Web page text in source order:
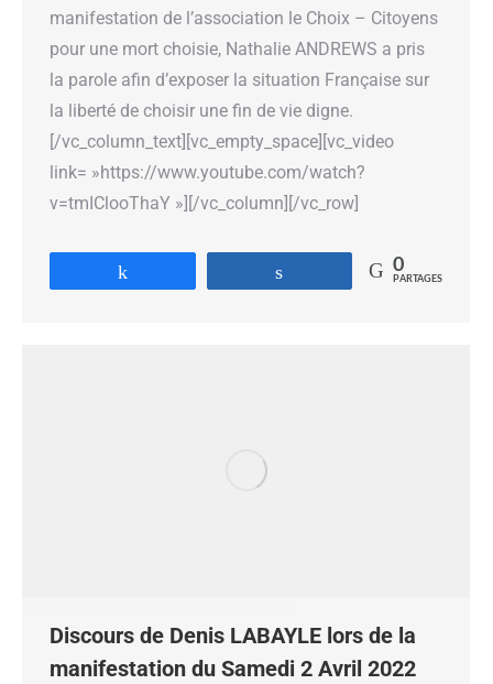
manifestation de l’association le Choix – Citoyens
pour une mort choisie, Nathalie ANDREWS a pris
la parole afin d’exposer la situation Française sur
la liberté de choisir une fin de vie digne.
[/vc_column_text][vc_empty_space][vc_video
link= »https://www.youtube.com/watch?
v=tmIClooThaY »][/vc_column][/vc_row]
0
PARTAGES
Discours de Denis LABAYLE lors de la
manifestation du Samedi 2 Avril 2022